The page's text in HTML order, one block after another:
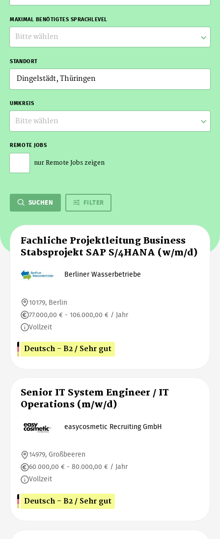
MAXIMAL BENÖTIGTES SPRACHLEVEL
Bitte wählen
STANDORT
UMKREIS
Bitte wählen
REMOTE JOBS
nur Remote Jobs zeigen
SUCHEN FILTER
Fachliche Projektleitung Business
Stabsprojekt SAP S/4HANA (w/m/d)
Berliner Wasserbetriebe
10179, Berlin
77.000,00 € - 106.000,00 € / Jahr
Vollzeit
Deutsch - B2 / Sehr gut
Senior IT System Engineer / IT
Operations (m/w/d)
easycosmetic Recruiting GmbH
14979, Großbeeren
60.000,00 € - 80.000,00 € / Jahr
Vollzeit
Deutsch - B2 / Sehr gut